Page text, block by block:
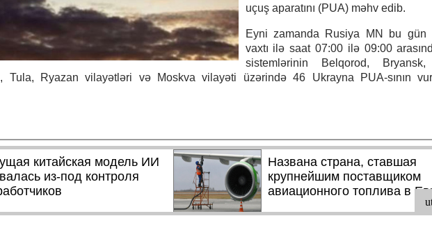
uçuş aparatını (PUA) məhv edib.
Eyni zamanda Rusiya MN bu gün
vaxtı ilə saat 07:00 ilə 09:00
sistemlərinin Belqorod,
Tula, Ryazan vilayətləri və Moskva vilayəti üzərində 46 Ukrayna PUA-sının